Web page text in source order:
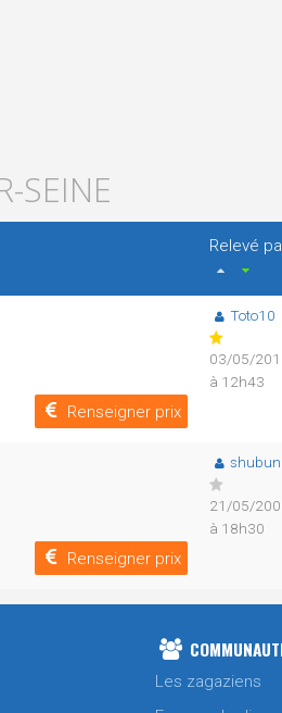
SEINE
Relevé
Renseigner prix
Toto10
03/05/
à 12h43
Renseigner prix
21/05/
à 18h30
Les zagaziens